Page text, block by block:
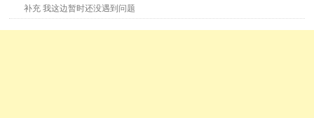
补充 我这边暂时还没遇到问题